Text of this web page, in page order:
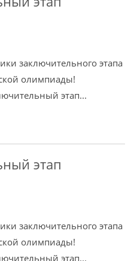
заключительного этапа
олимпиады!
этап...
этап
заключительного этапа
олимпиады!
этап...